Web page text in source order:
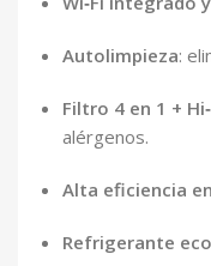
Autolimpieza:
Filtro 4 en 1 +
alérgenos.
Alta eficiencia
Refrigerante